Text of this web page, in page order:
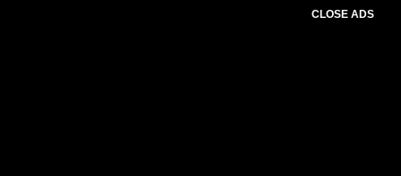
CLOSE ADS